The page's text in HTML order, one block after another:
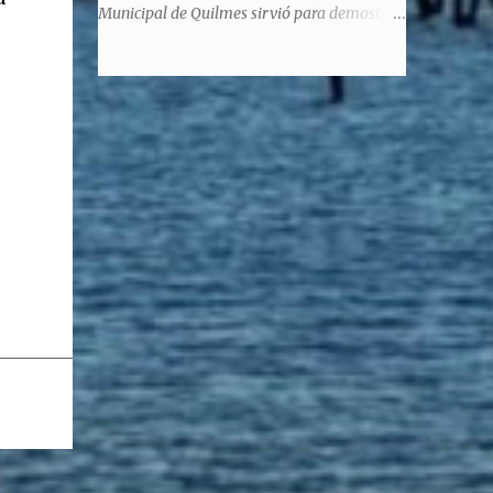
significaba de ninguna manera que era ad
remunerativo. Algunos no cobraban
estipendio -depende el cargo- pero tenían
importantísimos beneficios económicos".
Siguie diciendo Castellano: "Los ...
Municipal de Quilmes sirvió para demostrar
la enorme capacidad de un actor de
convertirse en un relator de la historia de
tantos inmigrantes que llegaron a la
Argentina para hacer la América. La
historia, escrita por el propio protagonista y
Julio Molina -a la sazón director de la
pieza-, va contando la vida del Galego, que
llegó al país y que trabajando fue quemando
etapas, esforzándose a puro pulmón. Pero
también está lo vivido en su España natal,
con el tema de la guerra civil que sufrió la
familia y tuvo la grieta que instaló el
generalisimo Franco con una enorme cuota
de torturas, persecución, secuestros,
prisiones. El dolor vivido en carne propia y
trasladado a la piel, para contar todo lo
padecido. El relato tiene morriña, saudades,
el canto a Galicia, tierra de los padres y